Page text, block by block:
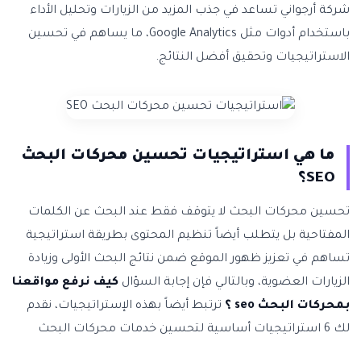
شركة أرجواني تساعد في جذب المزيد من الزيارات وتحليل الأداء
باستخدام أدوات مثل Google Analytics، ما يساهم في تحسين
الاستراتيجيات وتحقيق أفضل النتائج.
ما هي استراتيجيات تحسين محركات البحث
SEO؟
تحسين محركات البحث لا يتوقف فقط عند البحث عن الكلمات
المفتاحية بل يتطلب أيضاً تنظيم المحتوى بطريقة استراتيجية
تساهم في تعزيز ظهور الموقع ضمن نتائج البحث الأولى وزيادة
الزيارات العضوية، وبالتالي فإن إجابة السؤال كيف نرفع مواقعنا
بمحركات البحث seo ؟
ترتبط أيضاً بهذه الإستراتيجيات، نقدم
لك 6 استراتيجيات أساسية لتحسين خدمات محركات البحث